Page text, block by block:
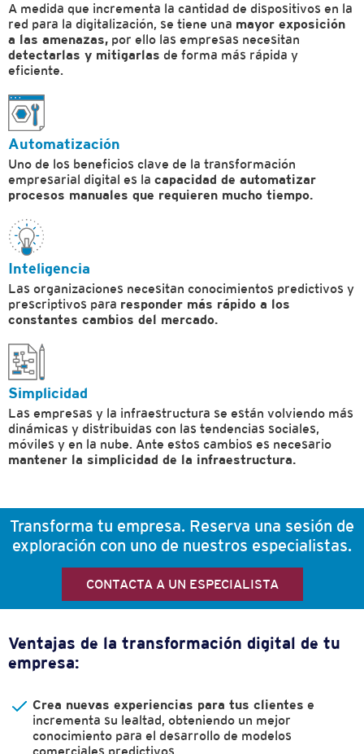
A medida que incrementa la cantidad de dispositivos en la
red para la digitalización, se tiene una mayor exposición
a las amenazas, por ello las empresas necesitan
detectarlas y mitigarlas de forma más rápida y
eficiente.
Automatización
Uno de los beneficios clave de la transformación
empresarial digital es la capacidad de automatizar
procesos manuales que requieren mucho tiempo.
Inteligencia
Las organizaciones necesitan conocimientos predictivos y
prescriptivos para responder más rápido a los
constantes cambios del mercado.
Simplicidad
Las empresas y la infraestructura se están volviendo más
dinámicas y distribuidas con las tendencias sociales,
móviles y en la nube. Ante estos cambios es necesario
mantener la simplicidad de la infraestructura.
Transforma tu empresa. Reserva una sesión de
exploración con uno de nuestros especialistas.
CONTACTA A UN ESPECIALISTA
Ventajas de la transformación digital de tu
empresa:
Crea nuevas experiencias para tus clientes e
incrementa su lealtad, obteniendo un mejor
conocimiento para el desarrollo de modelos